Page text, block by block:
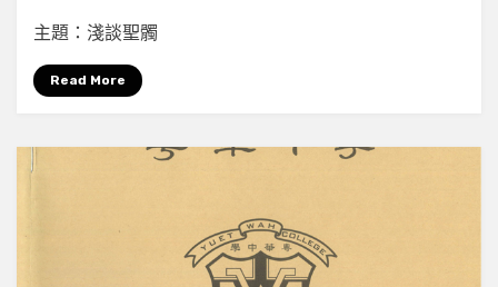
主題：淺談聖髑
Read More